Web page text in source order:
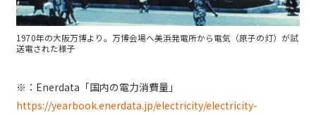
1970年の大阪万博より。万博会場へ美浜発電所から電気（原子の灯）が試
送電された様子
※：Enerdata「国内の電力消費量」
https://yearbook.enerdata.jp/electricity/electricity-